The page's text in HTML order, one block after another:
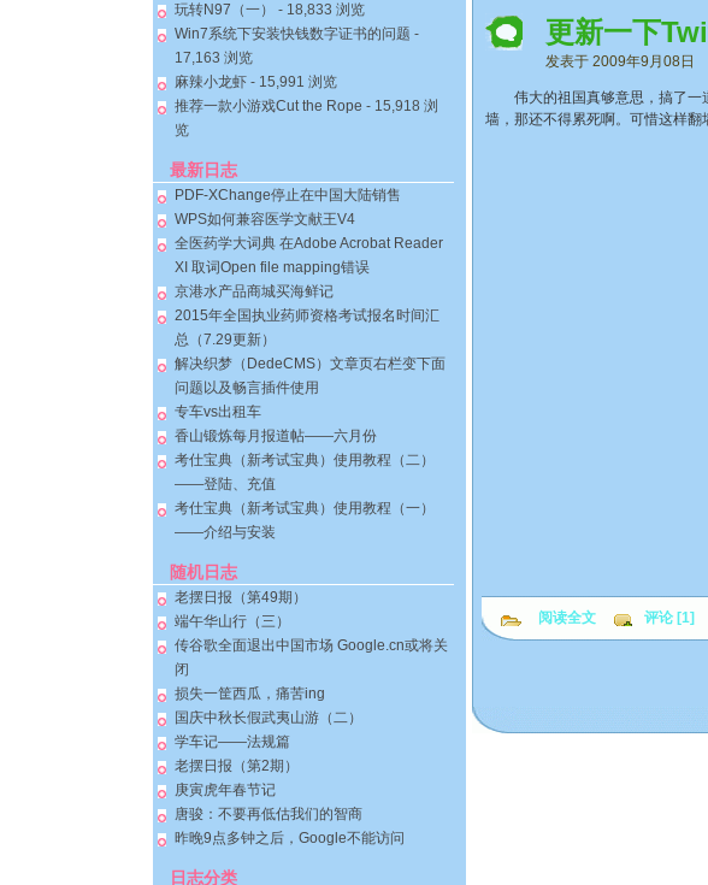
玩转N97（一）
- 18,833 浏览
Win7系统下安装快钱数字证书的问题 -
17,163 浏览
麻辣小龙虾 - 15,991 浏览
推荐一款小游戏Cut the Rope - 15,918 浏
览
最新日志
PDF-XChange停止在中国大陆销售
WPS如何兼容医学文献王V4
全医药学大词典 在Adobe Acrobat Reader
XI 取词Open file mapping错误
京港水产品商城买海鲜记
2015年全国执业药师资格考试报名时间汇
总（7.29更新）
解决织梦（DedeCMS）文章页右栏变下面
问题以及畅言插件使用
专车vs出租车
香山锻炼每月报道帖——六月份
考仕宝典（新考试宝典）使用教程（二）
——登陆、充值
考仕宝典（新考试宝典）使用教程（一）
——介绍与安装
随机日志
老摆日报（第49期）
端午华山行（三）
传谷歌全面退出中国市场 Google.cn或将关
闭
损失一筐西瓜，痛苦ing
国庆中秋长假武夷山游（二）
学车记——法规篇
老摆日报（第2期）
庚寅虎年春节记
唐骏：不要再低估我们的智商
昨晚9点多钟之后，Google不能访问
日志分类
更新一下
发表于 2009年9月08日
伟大的祖国真够意思，搞了一道
墙，那还不得累死啊。可惜这样翻
阅读全文 评论 [1]